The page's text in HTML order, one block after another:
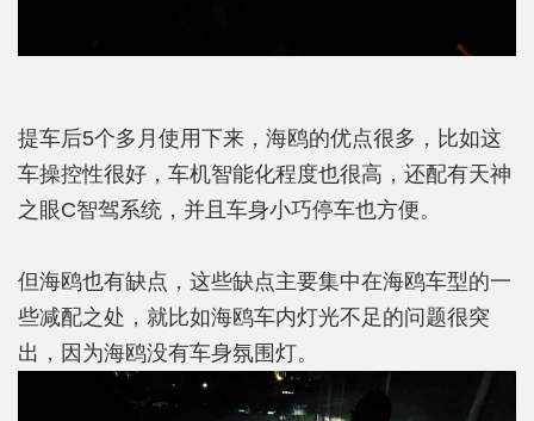
提车后5个多月使用下来，海鸥的优点很多，比如这
车操控性很好，车机智能化程度也很高，还配有天神
之眼C智驾系统，并且车身小巧停车也方便。
但海鸥也有缺点，这些缺点主要集中在海鸥车型的一
些减配之处，就比如海鸥车内灯光不足的问题很突
出，因为海鸥没有车身氛围灯。